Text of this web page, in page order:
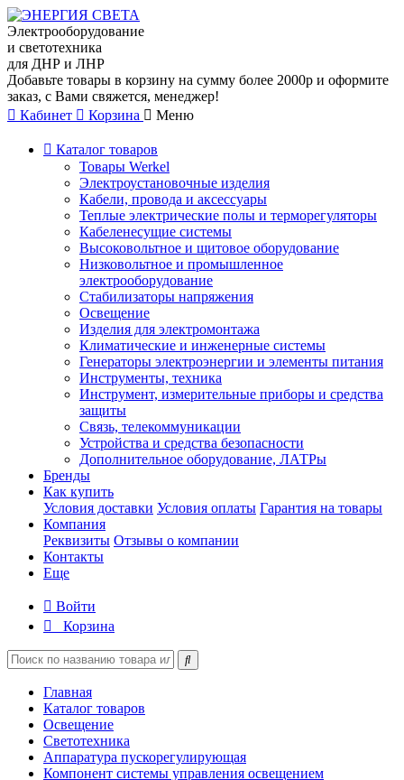
Электрооборудование
и светотехника
для ДНР и ЛНР
Добавьте товары в корзину на сумму более 2000р и оформите
заказ, с Вами свяжется, менеджер!
Кабинет
Корзина Меню
Каталог товаров
Товары Werkel
Электроустановочные изделия
Кабели, провода и аксессуары
Теплые электрические полы и терморегуляторы
Кабеленесущие системы
Высоковольтное и щитовое оборудование
Низковольтное и промышленное
электрооборудование
Стабилизаторы напряжения
Освещение
Изделия для электромонтажа
Климатические и инженерные системы
Генераторы электроэнергии и элементы питания
Инструменты, техника
Инструмент, измерительные приборы и средства
защиты
Связь, телекоммуникации
Устройства и средства безопасности
Дополнительное оборудование, ЛАТРы
Бренды
Как купить
Условия доставки Условия оплаты Гарантия на товары
Компания
Реквизиты Отзывы о компании
Контакты
Еще
Войти
Корзина
Главная
Каталог товаров
Освещение
Светотехника
Аппаратура пускорегулирующая
Компонент системы управления освещением